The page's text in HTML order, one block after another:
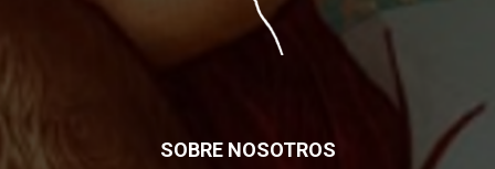
SOBRE NOSOTROS